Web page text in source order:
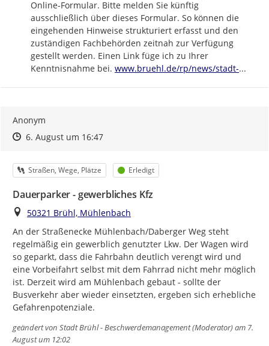
Online-Formular. Bitte melden Sie künftig
ausschließlich über dieses Formular. So können die
eingehenden Hinweise strukturiert erfasst und den
zuständigen Fachbehörden zeitnah zur Verfügung
gestellt werden. Einen Link füge ich zu Ihrer
Kenntnisnahme bei. https://
www.bruehl.de/rp/news/stadt-...
Anonym
Zeitpunkt des Erstellens
Zeitpunkt des Erstellens
6. August um 16:47Zur Äußerung
Kategorie
Straßen, Wege, Plätze Status
Erledigt
Dauerparker - gewerbliches Kfz
Ort
50321 Brühl, Mühlenbach
An der Straßenecke Mühlenbach/Daberger Weg steht
regelmäßig ein gewerblich genutzter Lkw. Der Wagen wird
so geparkt, dass die Fahrbahn deutlich verengt wird und
eine Vorbeifahrt selbst mit dem Fahrrad nicht mehr möglich
ist. Derzeit wird am Mühlenbach gebaut - sollte der
Busverkehr aber wieder einsetzten, ergeben sich erhebliche
Gefahrenpotenziale.
geändert von Stadt Brühl - Beschwerdemanagement (Moderator)am 7.
August um 12:02